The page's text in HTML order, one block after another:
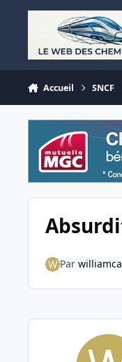
Aller au contenu
Accueil SNCF
Par